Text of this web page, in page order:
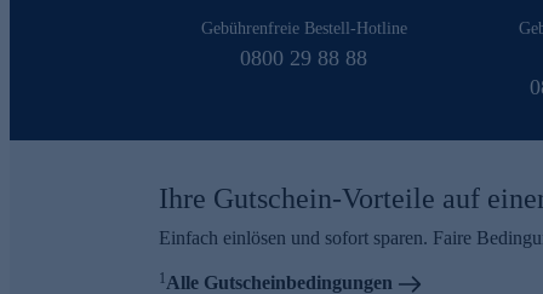
Gebührenfreie Bestell-Hotline
0800 29 88 88
Ihre Gutschein-Vorteile auf
Einfach einlösen und sofort sparen. Faire
1Alle Gutscheinbedingungen